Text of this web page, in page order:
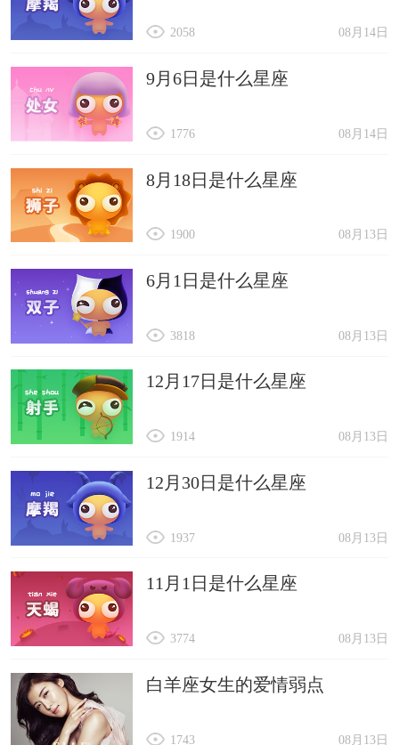
08月14日
2058
9月6日是什么星座
08月14日
1776
8月18日是什么星座
08月13日
1900
6月1日是什么星座
08月13日
3818
12月17日是什么星座
08月13日
1914
12月30日是什么星座
08月13日
1937
11月1日是什么星座
08月13日
3774
白羊座女生的爱情弱点
08月13日
1743